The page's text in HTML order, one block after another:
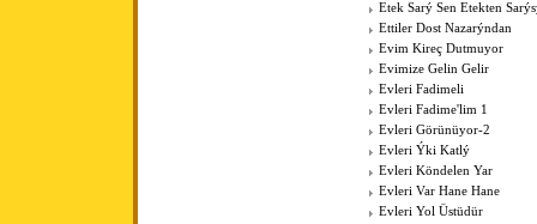
Etek Sarý Sen Etekten
Ettiler Dost Nazarýndan
Evim Kireç Dutmuyor
Evimize Gelin Gelir
Evleri Fadimeli
Evleri Fadime'lim 1
Evleri Görünüyor-2
Evleri Ýki Katlý
Evleri Köndelen Yar
Evleri Var Hane Hane
Evleri Yol Üstüdür